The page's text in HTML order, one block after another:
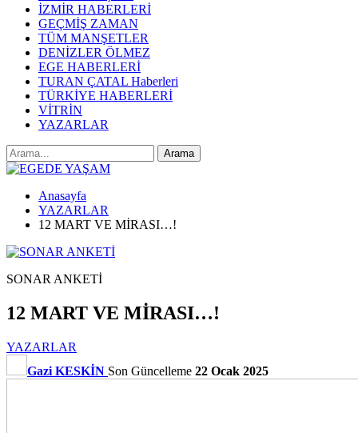
İZMİR HABERLERİ
GEÇMİŞ ZAMAN
TÜM MANŞETLER
DENİZLER ÖLMEZ
EGE HABERLERİ
TURAN ÇATAL Haberleri
TÜRKİYE HABERLERİ
VİTRİN
YAZARLAR
Anasayfa
YAZARLAR
12 MART VE MİRASI…!
SONAR ANKETİ
12 MART VE MİRASI…!
YAZARLAR
Gazi KESKİN Son Güncelleme 22 Ocak 2025